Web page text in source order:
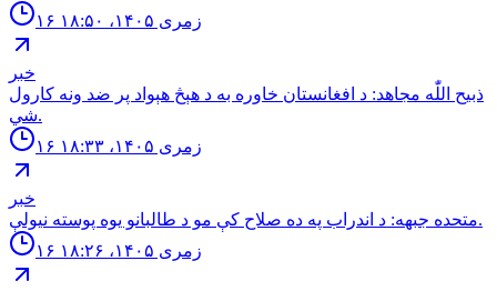
۱۶ زمری ۱۴۰۵، ۱۸:۵۰
خبر
ذبيح اللّٰه مجاهد: د افغانستان خاوره به د هېڅ هېواد پر ضد ونه كارول
شي.
۱۶ زمری ۱۴۰۵، ۱۸:۳۳
خبر
متحده جبهه: د اندراب په ده صلاح كې مو د طالبانو يوه پوسته نيولې.
۱۶ زمری ۱۴۰۵، ۱۸:۲۶